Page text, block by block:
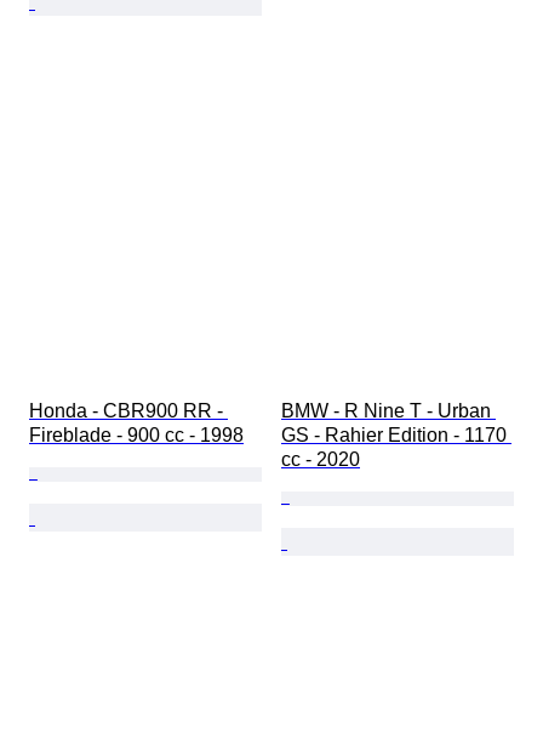
Honda - CBR900 RR -
Fireblade - 900 cc - 1998
BMW - R Nine T - Urban
GS - Rahier Edition - 1170
cc - 2020